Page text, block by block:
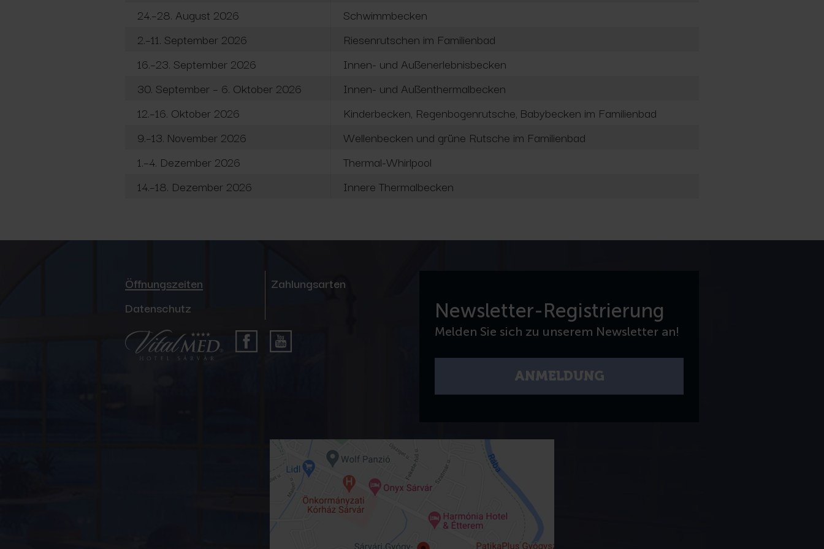
24.–28. August 2026
Schwimmbecken
2.–11. September 2026
Riesenrutschen im Familienbad
16.–23. September 2026
Innen- und Außenerlebnisbecken
30. September – 6. Oktober 2026
Innen- und Außenthermalbecken
12.–16. Oktober 2026
Kinderbecken, Regenbogenrutsche, Babybecken im Familienbad
9.–13. November 2026
Wellenbecken und grüne Rutsche im Familienbad
1.–4. Dezember 2026
Thermal-Whirlpool
14.–18. Dezember 2026
Innere Thermalbecken
Öffnungszeiten
Datenschutz
Zahlungsarten
Newsletter-Registrierung
Melden Sie sich zu unserem Newsletter an!
ANMELDUNG